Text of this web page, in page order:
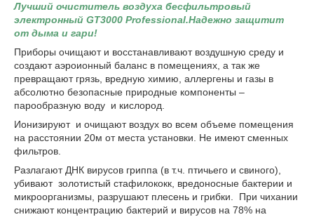
Лучший очиститель воздуха бесфильтровый
электронный GT3000 Professional.Надежно защитит
от дыма и гари!
Приборы очищают и восстанавливают воздушную среду и
создают аэроионный баланс в помещениях, а так же
превращают грязь, вредную химию, аллергены и газы в
абсолютно безопасные природные компоненты –
парообразную воду и кислород.
Ионизируют и очищают воздух во всем объеме помещения
на расстоянии 20м от места установки. Не имеют сменных
фильтров.
Разлагают ДНК вирусов гриппа (в т.ч. птичьего и свиного),
убивают золотистый стафилококк, вредоносные бактерии и
микроорганизмы, разрушают плесень и грибки. При чихании
снижают концентрацию бактерий и вирусов на 78% на